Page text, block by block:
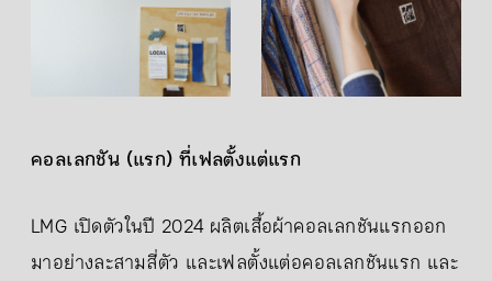
คอลเลกชัน (แรก) ที่เฟลตั้งแต่แรก
LMG เปิดตัวในปี 2024 ผลิตเสื้อผ้าคอลเลกชันแรกออก
มาอย่างละสามสี่ตัว และเฟลตั้งแต่อคอลเลกชันแรก และ